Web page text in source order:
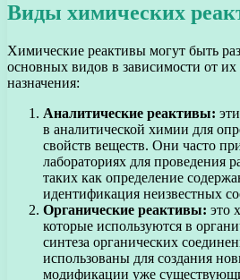
Виды химических
Химические реактивы могут быть
основных видов в зависимости от
назначения:
Аналитические реактивы:
в аналитической химии для
свойств веществ. Они часто
лабораториях для проведения
таких как определение
идентификация неизвестных
Органические реактивы: это
которые используются в
синтеза органических
использованы для создания
модификации уже